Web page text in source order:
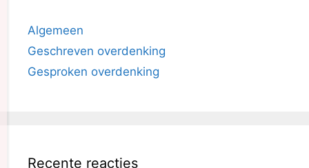
Algemeen
Geschreven overdenking
Gesproken overdenking
Recente reacties